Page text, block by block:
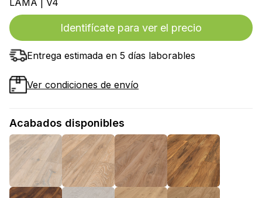
LAMA | V4
Identifícate para ver el precio
Entrega estimada en 5 días laborables
Ver condiciones de envío
Acabados disponibles